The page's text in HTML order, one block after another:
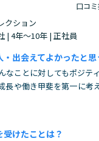
口コ
クション
| 4年～10年 | 正社員
出会えてよかったと思
なことに対してもポジテ
長や働き甲斐を第一に考
けたことは？